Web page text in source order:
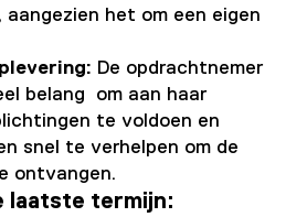
, aangezien het om een eigen
De opdrachtnemer
belang om aan haar
te voldoen en
snel te verhelpen om de
ontvangen.
laatste termijn: